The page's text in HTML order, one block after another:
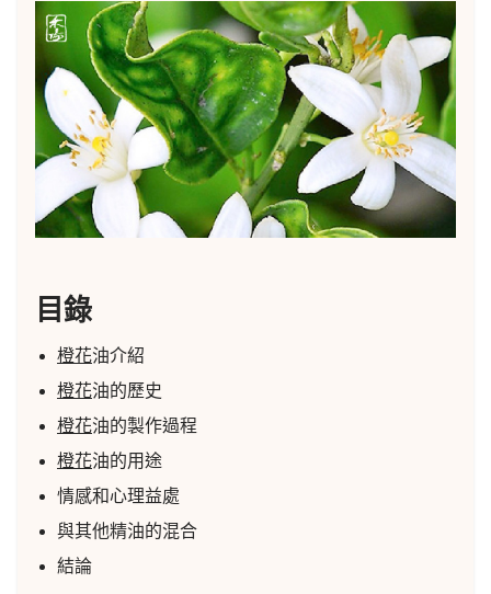
目錄
橙花油介紹
橙花油的歷史
橙花油的製作過程
橙花油的用途
情感和心理益處
與其他精油的混合
結論